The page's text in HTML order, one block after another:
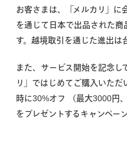
お客さまは、「メルカリ」に
を通じて日本で出品された商
す。越境取引を通じた進出は
また、サービス開始を記念し
リ」ではじめてご購入いただ
時に30%オフ （最大3000円
をプレゼントするキャンペー